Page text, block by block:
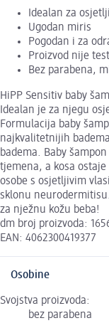
Idealan za
Ugodan miris
Pogodan i za
Proizvod nije
Bez parabena,
HiPP Sensitiv baby
Idealan je za njegu
Formulacija baby
najkvalitetnijih
badema. Baby
tjemena, a kosa
osobe s osjetljivim
sklonu
za nježnu kožu beba!
dm broj proizvoda:
EAN: 4062300419377
Osobine
Svojstva proizvoda:
bez parabena